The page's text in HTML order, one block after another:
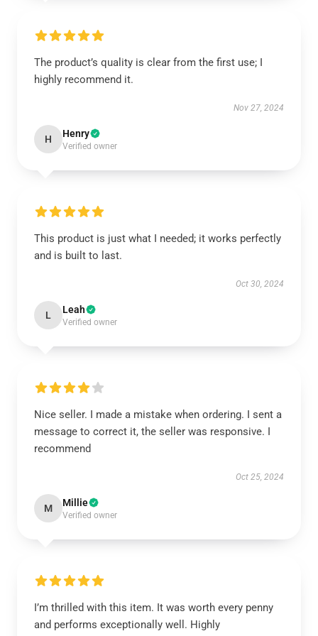
The product’s quality is clear from the first use; I
highly recommend it.
Nov 27, 2024
H Henry
Verified owner
This product is just what I needed; it works perfectly
and is built to last.
Oct 30, 2024
L Leah
Verified owner
Nice seller. I made a mistake when ordering. I sent a
message to correct it, the seller was responsive. I
recommend
Oct 25, 2024
M Millie
Verified owner
I’m thrilled with this item. It was worth every penny
and performs exceptionally well. Highly